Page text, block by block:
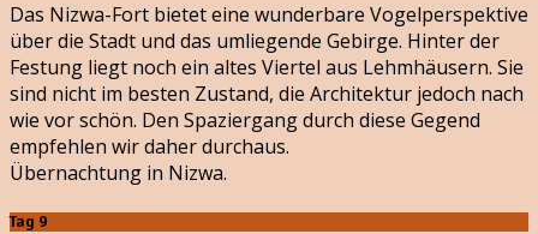
Das Nizwa-Fort bietet eine wunderbare Vogelperspektive
über die Stadt und das umliegende Gebirge. Hinter der
Festung liegt noch ein altes Viertel aus Lehmhäusern. Sie
sind nicht im besten Zustand, die Architektur jedoch nach
wie vor schön. Den Spaziergang durch diese Gegend
empfehlen wir daher durchaus.
Übernachtung in Nizwa.
Tag 9